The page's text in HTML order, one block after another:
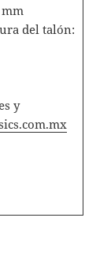
del talón:
y